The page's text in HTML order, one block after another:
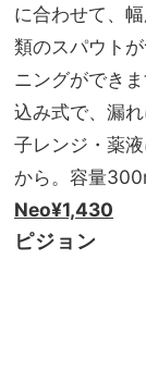
に合わせて、
類のスパウト
ニングができ
込み式で、漏
子レンジ・薬
から。容量
Neo¥1,430
ピジョン